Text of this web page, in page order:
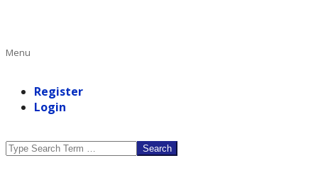
Primary
Menu
Register
Login
Search